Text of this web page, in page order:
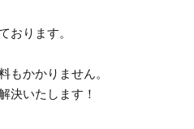
おります。
もかかりません。
決いたします！